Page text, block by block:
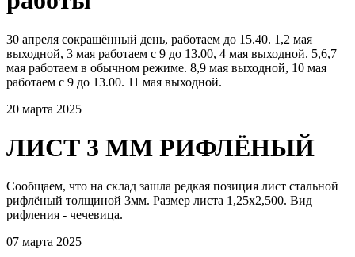
30 апреля сокращённый день, работаем до 15.40. 1,2 мая
выходной, 3 мая работаем с 9 до 13.00, 4 мая выходной. 5,6,7
мая работаем в обычном режиме. 8,9 мая выходной, 10 мая
работаем с 9 до 13.00. 11 мая выходной.
20 марта 2025
ЛИСТ 3 ММ РИФЛЁНЫЙ
Сообщаем, что на склад зашла редкая позиция лист стальной
рифлёный толщиной 3мм. Размер листа 1,25х2,500. Вид
рифления - чечевица.
07 марта 2025